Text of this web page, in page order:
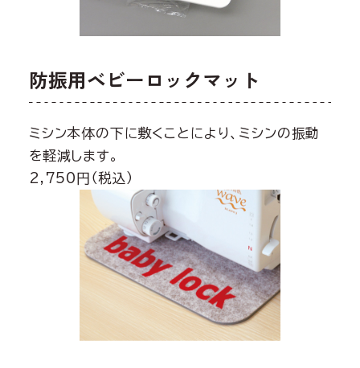
防振用ベビーロックマット
ミシン本体の下に敷くことにより、ミシンの振動
を軽減します。
2,750円（税込）